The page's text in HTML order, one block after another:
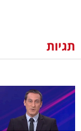
וצרכנות
דיגיטל
וטק
תגיות